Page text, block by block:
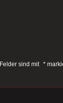
sind mit *